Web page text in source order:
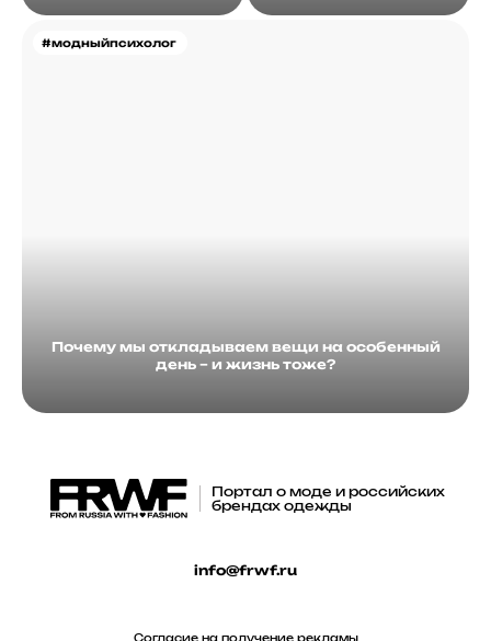
#модныйпсихолог
Почему мы откладываем вещи на особенный
день – и жизнь тоже?
Портал о моде и российских
брендах одежды
info@frwf.ru
Согласие на получение рекламы